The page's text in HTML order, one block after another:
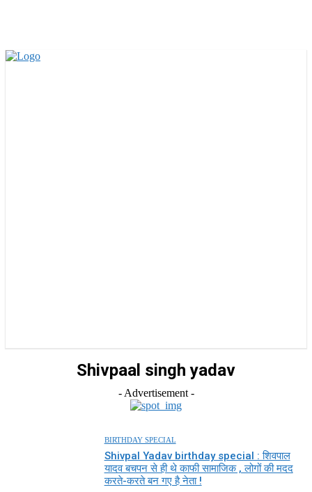
Shivpaal singh yadav
- Advertisement -
BIRTHDAY SPECIAL
Shivpal Yadav birthday special : शिवपाल
यादव बचपन से ही थे काफी सामाजिक , लोगों की मदद
करते-करते बन गए है नेता !